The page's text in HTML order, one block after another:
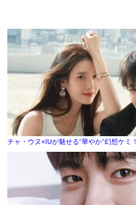
チャ・ウヌ×IUが魅せる“華やか”幻想ケミ！